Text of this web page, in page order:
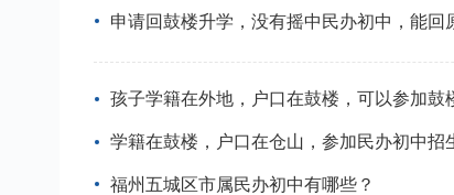
申请回鼓楼升学，没有摇中民办初中，能回
孩子学籍在外地，户口在鼓楼，可以参加鼓
学籍在鼓楼，户口在仓山，参加民办初中招
福州五城区市属民办初中有哪些？